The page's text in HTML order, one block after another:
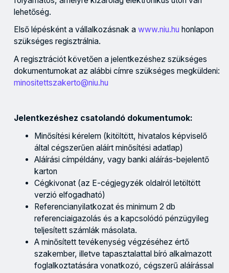
lehetőség.
Első lépésként a vállalkozásnak a www.niu.hu honlapon
szükséges regisztrálnia.
A regisztrációt követően a jelentkezéshez szükséges
dokumentumokat az alábbi címre szükséges megküldeni:
minositettszakerto@niu.hu
Jelentkezéshez csatolandó dokumentumok:
Minősítési kérelem (kitöltött, hivatalos képviselő
által cégszerűen aláírt minősítési adatlap)
Aláírási címpéldány, vagy banki aláírás-bejelentő
karton
Cégkivonat (az E-cégjegyzék oldalról letöltött
verzió elfogadható)
Referencianyilatkozat és minimum 2 db
referenciaigazolás és a kapcsolódó pénzügyileg
teljesített számlák másolata.
A minősített tevékenység végzéséhez értő
szakember, illetve tapasztalattal bíró alkalmazott
foglalkoztatására vonatkozó, cégszerű aláírással